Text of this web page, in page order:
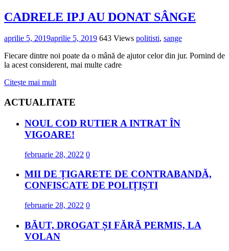
CADRELE IPJ AU DONAT SÂNGE
aprilie 5, 2019aprilie 5, 2019 643 Views politisti, sange
Fiecare dintre noi poate da o mână de ajutor celor din jur. Pornind de
la acest considerent, mai multe cadre
Citește mai mult
ACTUALITATE
NOUL COD RUTIER A INTRAT ÎN
VIGOARE!
februarie 28, 2022 0
MII DE ȚIGARETE DE CONTRABANDĂ,
CONFISCATE DE POLIȚIȘTI
februarie 28, 2022 0
BĂUT, DROGAT ȘI FĂRĂ PERMIS, LA
VOLAN